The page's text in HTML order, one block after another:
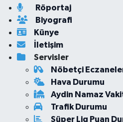
Röportaj
Biyografi
Künye
İletişim
Servisler
Nöbetçi
Hava Durumu
Aydin Namaz
Trafik Durumu
Süper Lig Puan